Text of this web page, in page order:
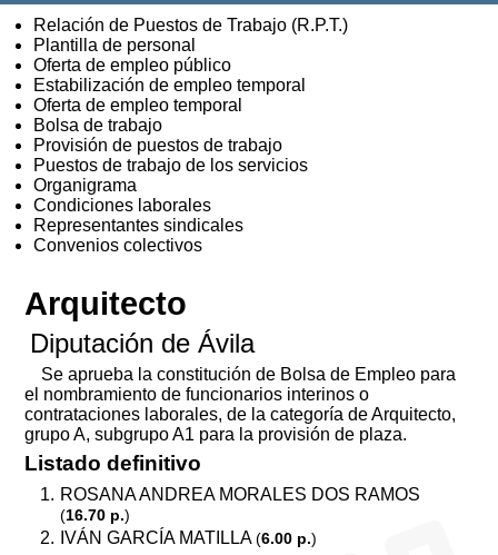
Relación de Puestos de Trabajo (R.P.T.)
Plantilla de personal
Oferta de empleo público
Estabilización de empleo temporal
Oferta de empleo temporal
Bolsa de trabajo
Provisión de puestos de trabajo
Puestos de trabajo de los servicios
Organigrama
Condiciones laborales
Representantes sindicales
Convenios colectivos
Arquitecto
Diputación de Ávila
Se aprueba la constitución de Bolsa de Empleo para
el nombramiento de funcionarios interinos o
contrataciones laborales, de la categoría de Arquitecto,
grupo A, subgrupo A1 para la provisión de plaza.
Listado definitivo
ROSANA ANDREA MORALES DOS RAMOS
(16.70 p.)
IVÁN GARCÍA MATILLA(6.00 p.)